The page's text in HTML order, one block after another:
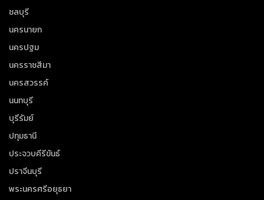
ชลบุรี
นครนายก
นครปฐม
นครราชสีมา
นครสวรรค์
นนทบุรี
บุรีรัมย์
ปทุมธานี
ประจวบคีรีขันธ์
ปราจีนบุรี
พระนครศรีอยุธยา